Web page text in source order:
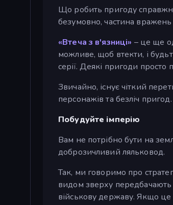
Що робить пригоду
безумовно, частина
«Втеча з в'язниці» – це ще
можливе, щоб втекти, і
серії. Деякі пригоди
Звичайно, існує чіткий
персонажів та безліч пригод.
Побудуйте імперію
Вам не потрібно бути на
доброзичливий ляльковод.
Так, ми говоримо про
видом зверху передбачають
військову державу. Якщо це